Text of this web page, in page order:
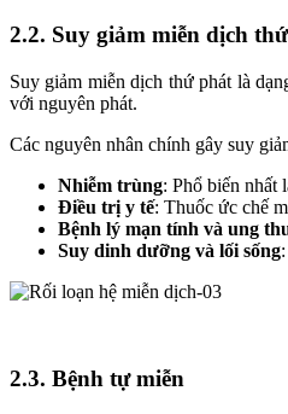
2.2. Suy giảm miễn dịch
Suy giảm miễn dịch thứ phát là
với nguyên phát.
Các nguyên nhân chính gây suy
Nhiễm trùng: Phổ biến nhất
Điều trị y tế: Thuốc ức chế
Bệnh lý mạn tính và ung
Suy dinh dưỡng và lối sống
2.3. Bệnh tự miễn